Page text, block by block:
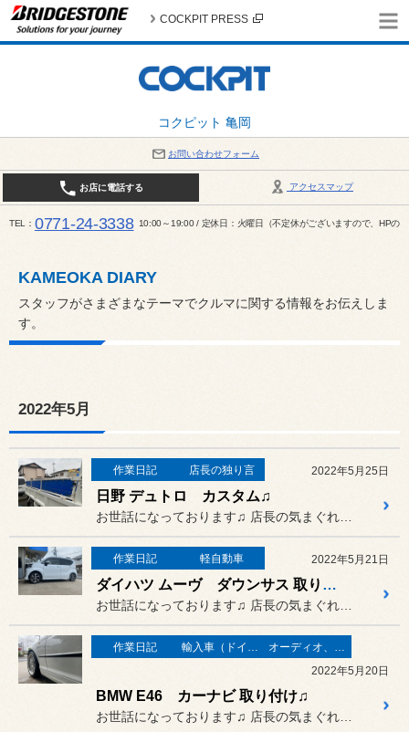
コクピット 亀岡
COCKPIT PRESS
お問い合わせフォーム
アクセスマップ
お店に電話する
TEL 0771-24-3338 10:00～19:00 / 定休日：火曜日（不定休がございますので、HPの
KAMEOKA DIARY
スタッフがさまざまなテーマでクルマに関する情報をお伝えしま
す。
2022年5月
作業日記 店長の独り言 2022年5月25日
日野 デュトロ カスタム♫
作業日記 軽自動車 2022年5月21日
ダイハツ ムーヴ ダウンサス 取り付け
作業日記 輸入車（ドイツ車）の作業
オーディオ、カーナビ、モニター の取り付け
2022年5月20日
BMW E46 カーナビ 取り付け♫